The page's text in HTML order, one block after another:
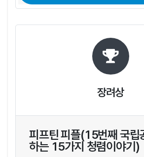
장려상
피프틴 피플(15번째 국립
하는 15가지 청렴이야기)